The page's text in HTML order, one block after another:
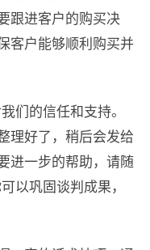
跟进客户的购买决
客户能够顺利购买并
们的信任和支持。
理好了，稍后会发给
进一步的帮助，请随
以巩固谈判成果，